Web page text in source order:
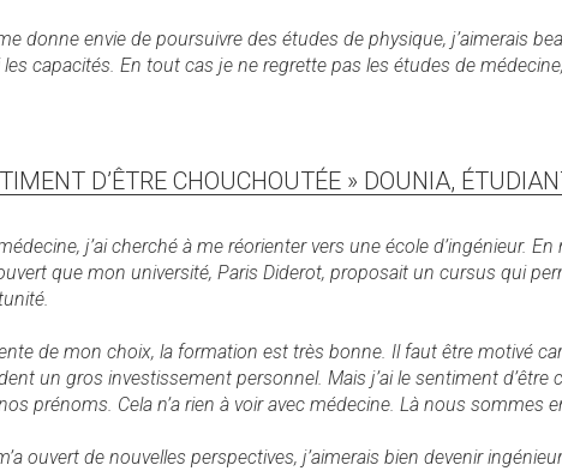
donne envie de poursuivre des études de physique, j’aimerais
capacités. En tout cas je ne regrette pas les études de
D’ÊTRE CHOUCHOUTÉE » DOUNIA,
j’ai cherché à me réorienter vers une école d’ingénieur.
que mon université, Paris Diderot, proposait un cursus qui
de mon choix, la formation est très bonne. Il faut être motivé
un gros investissement personnel. Mais j’ai le sentiment
prénoms. Cela n’a rien à voir avec médecine. Là nous sommes
ouvert de nouvelles perspectives, j’aimerais bien devenir